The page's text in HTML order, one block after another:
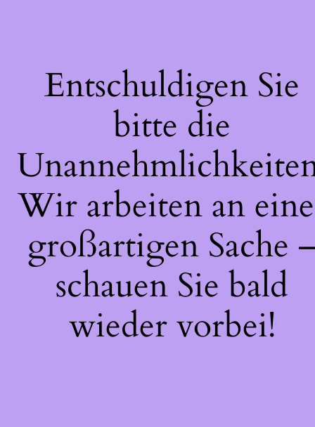
Entschuldigen Sie
bitte die
Wir arbeiten an
großartigen Sache
schauen Sie bald
wieder vorbei!